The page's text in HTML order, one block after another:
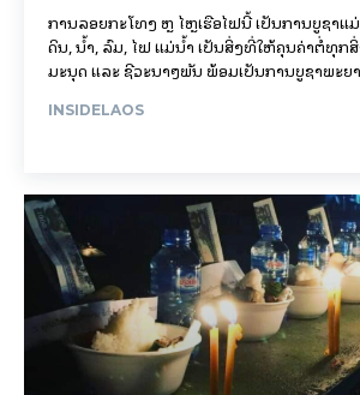
ການລອຍ​ກະ​ໂທງ ຫຼື ໄຫຼເຮືອໄຟນີ້ ເປັນການບູຊາແ
ດິນ, ນໍ້າ, ລົມ, ໄຟ ແມ່ນໍ້າ ເປັນສິ່ງທີ່ໃຫ້ຄຸນຄ່າຕໍ່ທຸກ
ມະນຸດ ແລະ ຊີວະນາໆພັນ ພ້ອມເປັນການບູຊາພະຍ
INSIDELAOS